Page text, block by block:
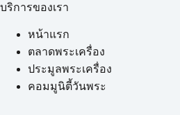
บริการของเรา
หน้าแรก
ตลาดพระเครื่อง
ประมูลพระเครื่อง
คอมมูนิตี้วันพระ